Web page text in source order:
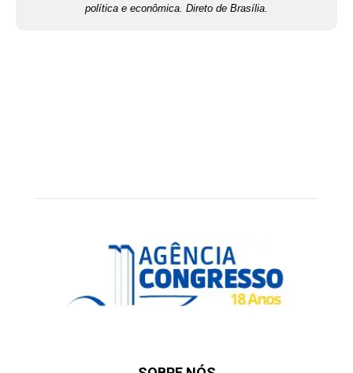
política e econômica. Direto de Brasília.